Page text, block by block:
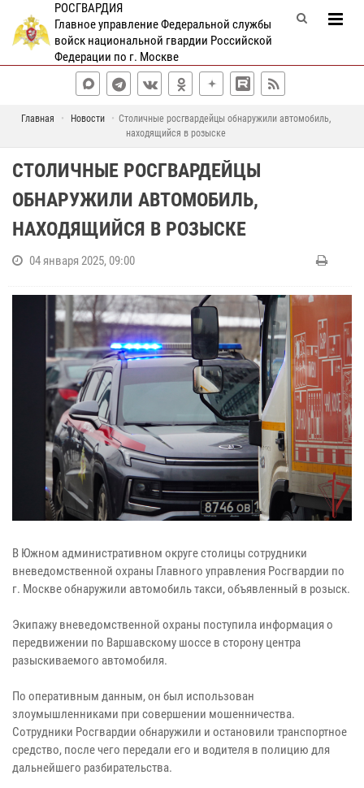
РОСГВАРДИЯ
Главное управление Федеральной службы
войск национальной гвардии Российской
Федерации по г. Москве
Главная Новости
Столичные росгвардейцы обнаружили автомобиль,
находящийся в розыске
СТОЛИЧНЫЕ РОСГВАРДЕЙЦЫ
ОБНАРУЖИЛИ АВТОМОБИЛЬ,
НАХОДЯЩИЙСЯ В РОЗЫСКЕ
04 января 2025, 09:00
В Южном административном округе столицы сотрудники
вневедомственной охраны Главного управления Росгвардии по
г. Москве обнаружили автомобиль такси, объявленный в розыск.
Экипажу вневедомственной охраны поступила информация о
передвижении по Варшавскому шоссе в сторону центра
разыскиваемого автомобиля.
По оперативным данным, он был использован
злоумышленниками при совершении мошенничества.
Сотрудники Росгвардии обнаружили и остановили транспортное
средство, после чего передали его и водителя в полицию для
дальнейшего разбирательства.